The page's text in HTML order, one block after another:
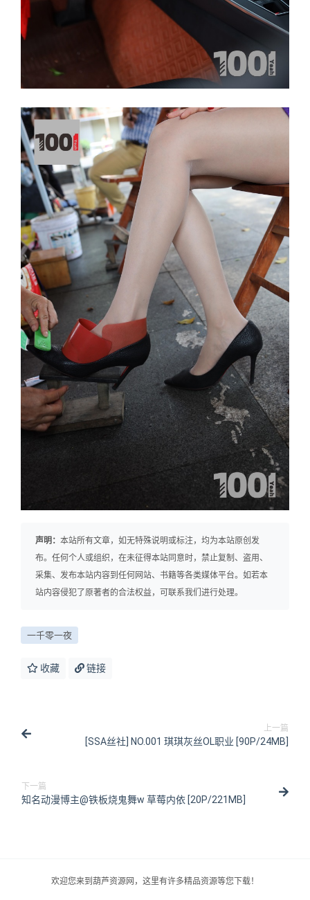
声明： 本站所有文章，如无特殊说明或标注，均为本站原创发
布。任何个人或组织，在未征得本站同意时，禁止复制、盗用、
采集、发布本站内容到任何网站、书籍等各类媒体平台。如若本
站内容侵犯了原著者的合法权益，可联系我们进行处理。
一千零一夜
收藏 链接
上一篇
[SSA丝社] NO.001 琪琪灰丝OL职业 [90P/24MB]
下一篇
知名动漫博主@铁板烧鬼舞w 草莓内依 [20P/221MB]
欢迎您来到葫芦资源网，这里有许多精品资源等您下载！